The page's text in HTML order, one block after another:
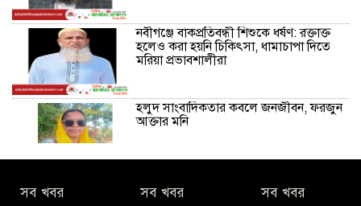
নবীগঞ্জে বাকপ্রতিবন্ধী শিশুকে ধর্ষণ: রক্তাক্ত
হলেও করা হয়নি চিকিৎসা, ধামাচাপা দিতে
মরিয়া প্রভাবশালীরা
হলুদ সাংবাদিকতার কবলে জনজীবন, ফরজুন
আক্তার মনি
কিবরিয়া
সব খবর সব খবর সব খবর